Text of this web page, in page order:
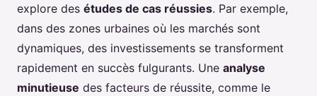
explore des études de cas réussies. Par exemple,
dans des zones urbaines où les marchés sont
dynamiques, des investissements se transforment
rapidement en succès fulgurants. Une analyse
minutieuse des facteurs de réussite, comme le